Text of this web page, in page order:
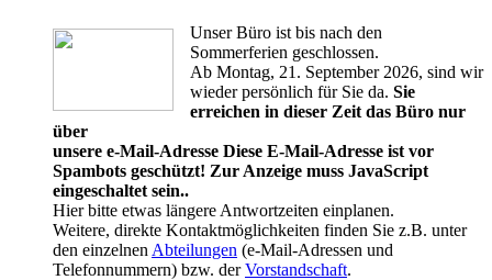
Unser Büro ist bis nach den
Sommerferien geschlossen.
Ab Montag, 21. September 2026, sind wir
wieder persönlich für Sie da. Sie
erreichen in dieser Zeit das Büro nur
über
unsere e-Mail-Adresse Diese E-Mail-Adresse ist vor
Spambots geschützt! Zur Anzeige muss JavaScript
eingeschaltet sein..
Hier bitte etwas längere Antwortzeiten einplanen.
Weitere, direkte Kontaktmöglichkeiten finden Sie z.B. unter
den einzelnen Abteilungen (e-Mail-Adressen und
Telefonnummern) bzw. derVorstandschaft.